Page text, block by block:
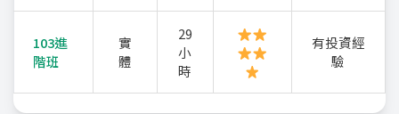
103進
階班
實
體
29
小
時
有投資經
驗